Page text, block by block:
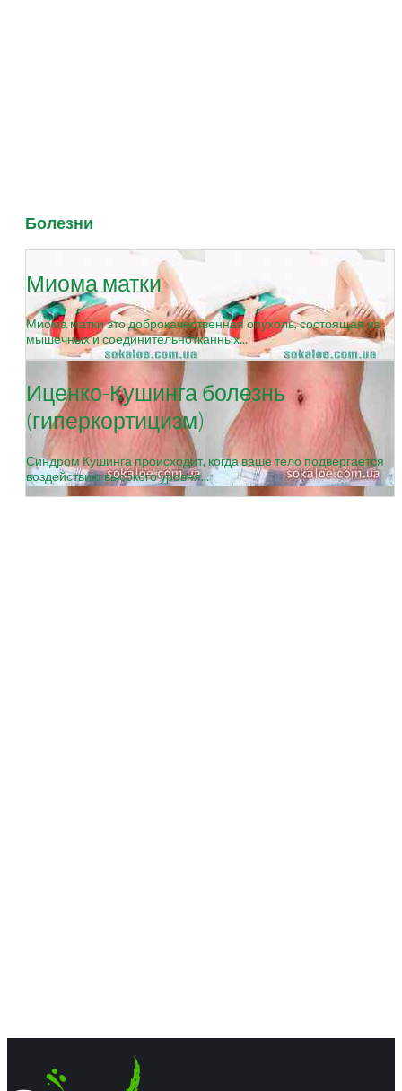
Болезни
Миома матки
Миома матки это доброкачественная опухоль, состоящая из
мышечных и соединительнотканных...
Иценко-Кушинга болезнь
(гиперкортицизм)
Синдром Кушинга происходит, когда ваше тело подвергается
воздействию высокого уровня...